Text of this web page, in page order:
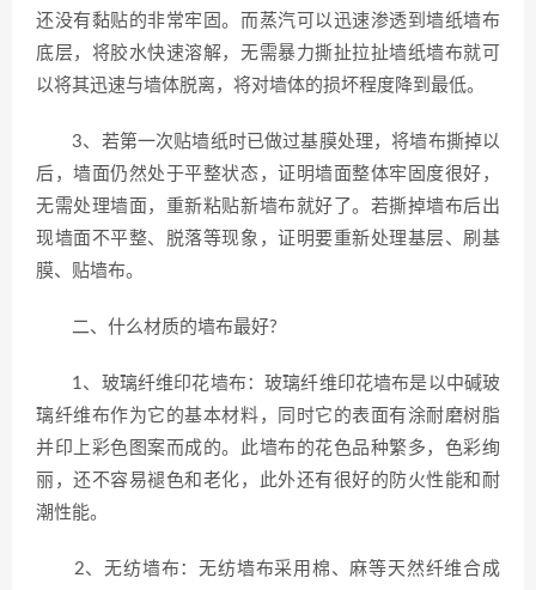
还没有黏贴的非常牢固。而蒸汽可以迅速渗透到墙纸墙布
底层，将胶水快速溶解，无需暴力撕扯拉扯墙纸墙布就可
以将其迅速与墙体脱离，将对墙体的损坏程度降到最低。
3、若第一次贴墙纸时已做过基膜处理，将墙布撕掉以
后，墙面仍然处于平整状态，证明墙面整体牢固度很好，
无需处理墙面，重新粘贴新墙布就好了。若撕掉墙布后出
现墙面不平整、脱落等现象，证明要重新处理基层、刷基
膜、贴墙布。
二、什么材质的墙布最好?
1、玻璃纤维印花墙布：玻璃纤维印花墙布是以中碱玻
璃纤维布作为它的基本材料，同时它的表面有涂耐磨树脂
并印上彩色图案而成的。此墙布的花色品种繁多，色彩绚
丽，还不容易褪色和老化，此外还有很好的防火性能和耐
潮性能。
2、无纺墙布：无纺墙布采用棉、麻等天然纤维合成